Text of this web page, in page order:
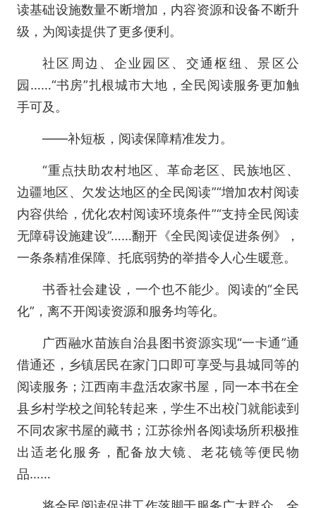
读基础设施数量不断增加，内容资源和设备不断升
级，为阅读提供了更多便利。
社区周边、企业园区、交通枢纽、景区公
园……“书房”扎根城市大地，全民阅读服务更加触
手可及。
——补短板，阅读保障精准发力。
“重点扶助农村地区、革命老区、民族地区、
边疆地区、欠发达地区的全民阅读”“增加农村阅读
内容供给，优化农村阅读环境条件”“支持全民阅读
无障碍设施建设”……翻开《全民阅读促进条例》，
一条条精准保障、托底弱势的举措令人心生暖意。
书香社会建设，一个也不能少。阅读的“全民
化”，离不开阅读资源和服务均等化。
广西融水苗族自治县图书资源实现“一卡通”通
借通还，乡镇居民在家门口即可享受与县城同等的
阅读服务；江西南丰盘活农家书屋，同一本书在全
县乡村学校之间轮转起来，学生不出校门就能读到
不同农家书屋的藏书；江苏徐州各阅读场所积极推
出适老化服务，配备放大镜、老花镜等便民物
品……